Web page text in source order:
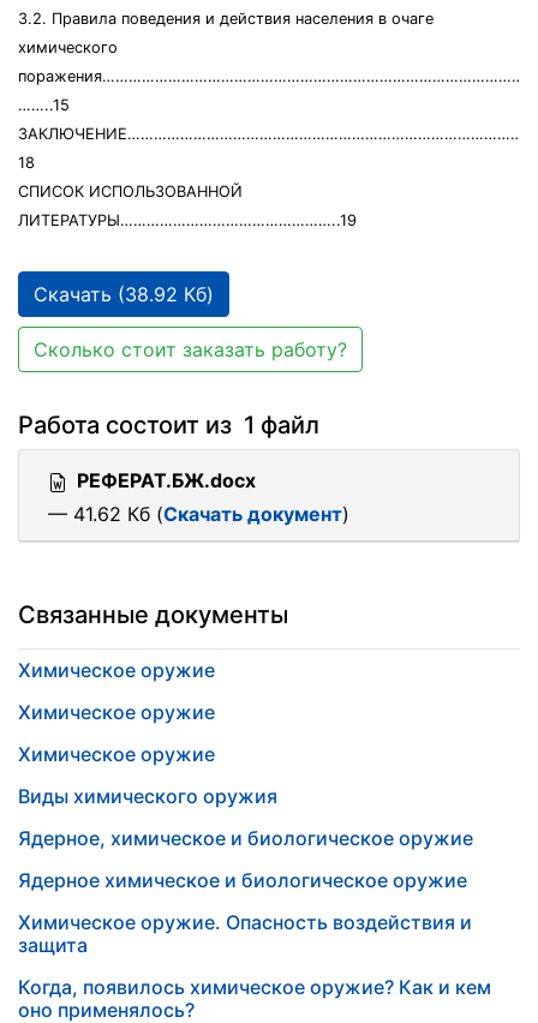
3.2. Правила поведения и действия населения в очаге
химического
……..15
18
СПИСОК ИСПОЛЬЗОВАННОЙ
ЛИТЕРАТУРЫ…………………………………………..19
Скачать (38.92 Кб)
Сколько стоит заказать работу?
Работа состоит из 1 файл
РЕФЕРАТ.БЖ.docx
— 41.62 Кб (Скачать документ)
Связанные документы
Химическое оружие
Химическое оружие
Химическое оружие
Виды химического оружия
Ядерное, химическое и биологическое оружие
Ядерное химическое и биологическое оружие
Химическое оружие. Опасность воздействия и
защита
Когда, появилось химическое оружие? Как и кем
оно применялось?